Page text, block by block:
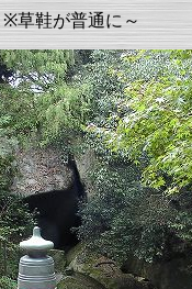
※草鞋が普通に～